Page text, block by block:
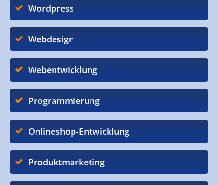
Wordpress
Webdesign
Webentwicklung
Programmierung
Onlineshop-Entwicklung
Produktmarketing